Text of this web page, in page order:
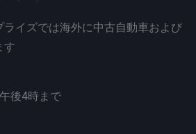
ライズでは海外に中古自動車および
す
後4時まで